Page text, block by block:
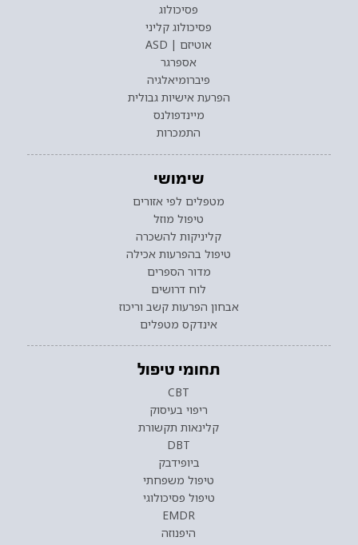
פסיכולוג
פסיכולוג קליני
אוטיזם | ASD
אספרגר
פיברומיאלגיה
הפרעת אישיות גבולית
מיינדפולנס
התמכרות
שימושי
מטפלים לפי אזורים
טיפול מוזל
קליניקות להשכרה
טיפול בהפרעות אכילה
מדור הספרים
לוח דרושים
אבחון הפרעות קשב וריכוז
אינדקס מטפלים
תחומי טיפול
CBT
ריפוי בעיסוק
קלינאות תקשורת
DBT
ביופידבק
טיפול משפחתי
טיפול פסיכולוגי
EMDR
היפנוזה